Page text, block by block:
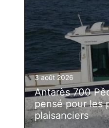
3 août 2026
Antarès 700
pensé pour les
plaisanciers